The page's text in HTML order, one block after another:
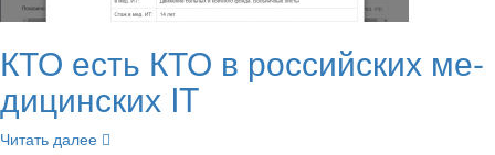
КТО есть КТО в рос­сий­ских ме­
ди­цин­ских IT
Чи­тать далее